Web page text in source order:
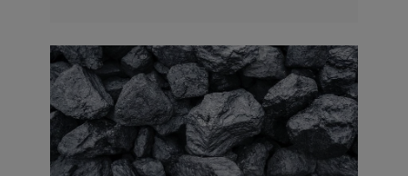
2026-07-09 10:30
Opublikowano bilans zasobów złóż
kopalin w Polsce według stanu na 31